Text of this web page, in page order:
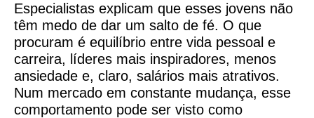
Especialistas explicam que esses jovens não
têm medo de dar um salto de fé. O que
procuram é equilíbrio entre vida pessoal e
carreira, líderes mais inspiradores, menos
ansiedade e, claro, salários mais atrativos.
Num mercado em constante mudança, esse
comportamento pode ser visto como